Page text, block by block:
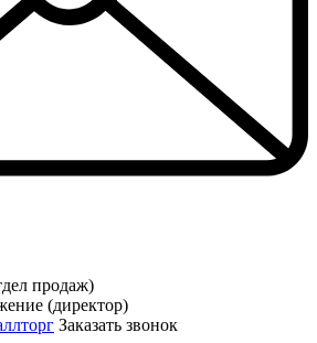
продаж)
(директор)
Заказать звонок